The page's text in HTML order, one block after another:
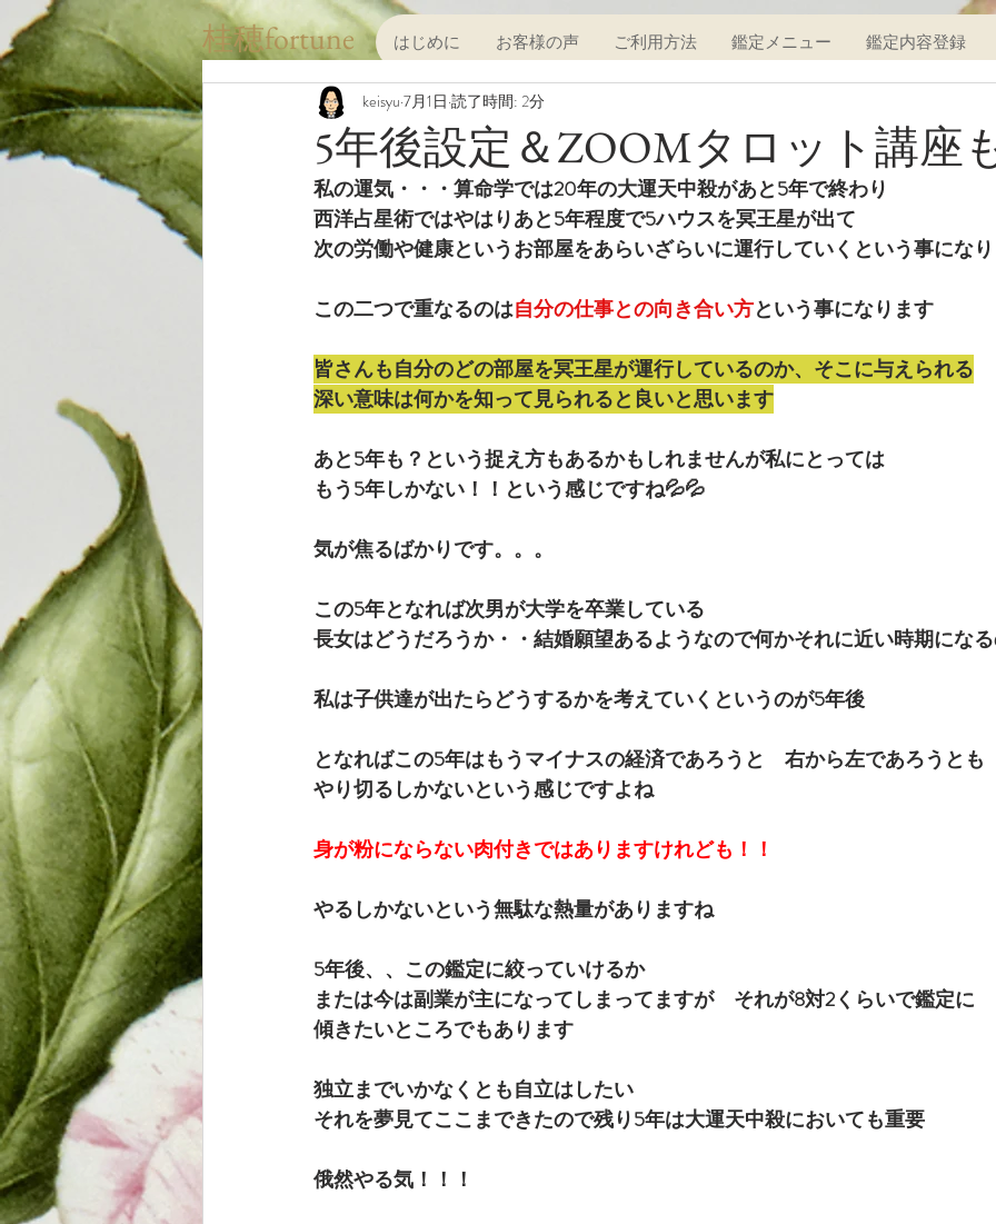
桂穂fortune はじめに お客様の声 ご利用方法 鑑定メニュー 鑑定内容登録
5年後設定＆ZOOMタロット講座
keisyu 7月1日 読了時間: 2分
私の運気・・・算命学では20年の大運天中殺があと5年で終わり
西洋占星術ではやはりあと5年程度で5ハウスを冥王星が出て
次の労働や健康というお部屋をあらいざらいに運行していくという事にな
この二つで重なるのは自分の仕事との向き合い方という事になります
皆さんも自分のどの部屋を冥王星が運行しているのか、そこに与えられる
深い意味は何かを知って見られると良いと思います
あと5年も？という捉え方もあるかもしれませんが私にとっては
もう5年しかない！！という感じですね💦💦
気が焦るばかりです。。。
この5年となれば次男が大学を卒業している
長女はどうだろうか・・結婚願望あるようなので何かそれに近い時期にな
私は子供達が出たらどうするかを考えていくというのが5年後
となればこの5年はもうマイナスの経済であろうと　右から左であろうとも
やり切るしかないという感じですよね
身が粉にならない肉付きではありますけれども！！
やるしかないという無駄な熱量がありますね
5年後、、この鑑定に絞っていけるか
または今は副業が主になってしまってますが　それが8対2くらいで鑑定に
傾きたいところでもあります
独立までいかなくとも自立はしたい
それを夢見てここまできたので残り5年は大運天中殺においても重要
俄然やる気！！！